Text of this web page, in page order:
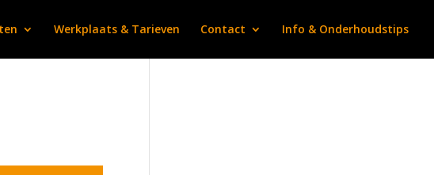
Werkplaats & Tarieven Contact Info & Onderhoudstips